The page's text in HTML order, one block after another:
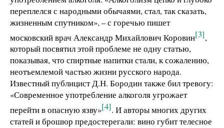
переплелся с народными обычаями, стал, так сказать,
жизненным спутником», – с горечью пишет
московский врач Александр Михайлович Коровин[3],
который посвятил этой проблеме не одну статью,
показывая, что спиртные напитки стали, к сожалению,
неотъемлемой частью жизни русского народа.
Известный публицист Д.Н. Бородин также бил тревогу:
«Современное употребление алкоголя угрожает
перейти в опасную язву»[4]. И авторы многих других
статей и брошюр предостерегали: вино губит телесное